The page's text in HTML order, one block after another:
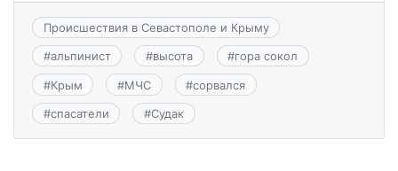
Происшествия в Севастополе и Крыму
#альпинист #высота #гора сокол
#Крым #МЧС #сорвался
#спасатели #Судак